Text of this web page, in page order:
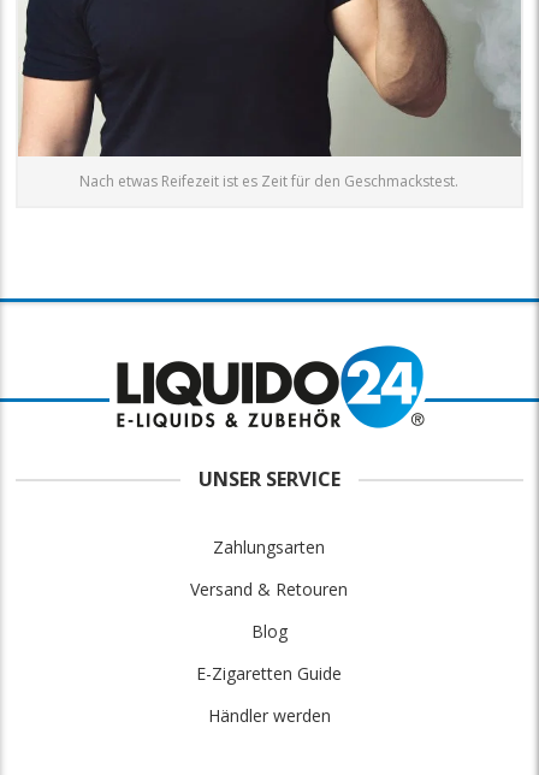
Nach etwas Reifezeit ist es Zeit für den Geschmackstest.
UNSER SERVICE
Zahlungsarten
Versand & Retouren
Blog
E-Zigaretten Guide
Händler werden